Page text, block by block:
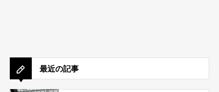
最近の記事